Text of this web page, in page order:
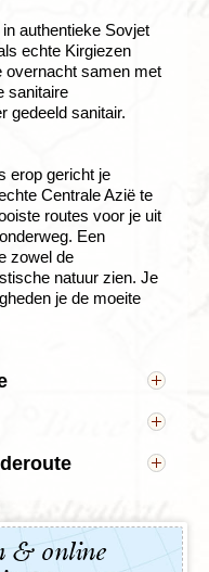
authentieke Sovjet
echte Kirgiezen
overnacht samen met
sanitaire
gedeeld sanitair.
erop gericht je
Centrale Azië te
routes voor je uit
Een
zowel de
natuur zien. Je
je de moeite
Boechara en
en
tenge
door
tussen de
kunnen de
tot boven de
mee op een
Azië. De
tussen het
& online